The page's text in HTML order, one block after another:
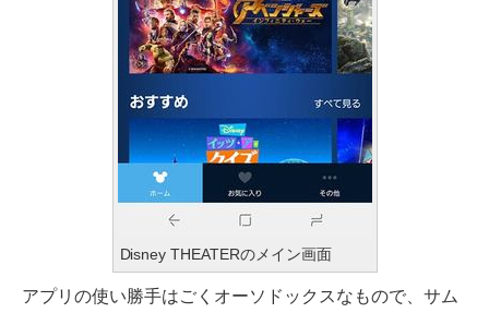
Disney THEATERのメイン画面
アプリの使い勝手はごくオーソドックスなもので、サム